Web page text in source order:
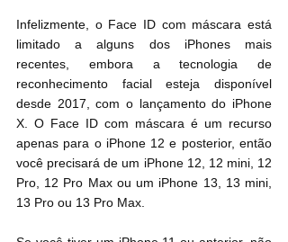
Infelizmente, o Face ID com máscara está
limitado a alguns dos iPhones mais
recentes, embora a tecnologia de
reconhecimento facial esteja disponível
desde 2017, com o lançamento do ‌iPhone‌
X. O Face ID com máscara é um recurso
apenas para o ‌iPhone 12‌ e posterior, então
você precisará de um ‌iPhone 12‌, 12 mini, 12
Pro, 12 Pro Max ou um iPhone 13, 13 mini,
13 Pro ou 13 Pro Max.